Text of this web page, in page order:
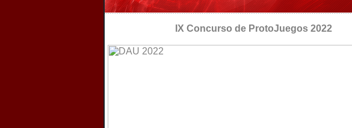
IX Concurso de ProtoJuegos 2022